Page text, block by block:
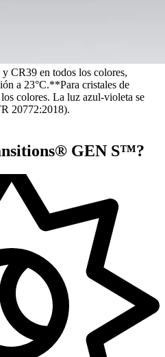
CR39 en todos los colores,
a 23°C.**Para cristales de
colores. La luz azul-violeta se
20772:2018).
GEN S™?